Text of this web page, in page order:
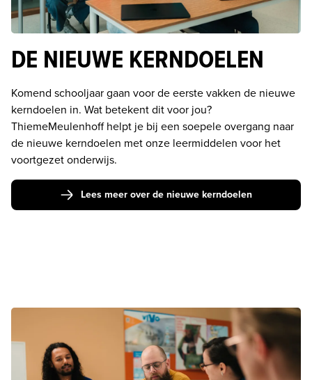
DE NIEUWE KERNDOELEN
Komend schooljaar gaan voor de eerste vakken de nieuwe
kerndoelen in. Wat betekent dit voor jou?
ThiemeMeulenhoff helpt je bij een soepele overgang naar
de nieuwe kerndoelen met onze leermiddelen voor het
voortgezet onderwijs.
Lees meer over de nieuwe kerndoelen